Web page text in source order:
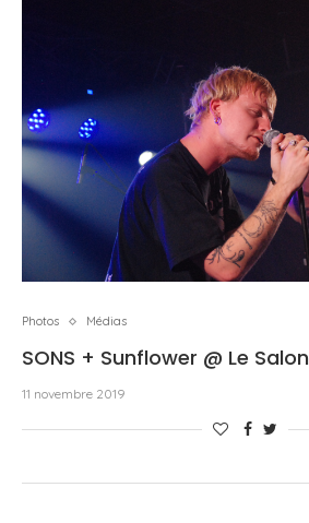
Photos Médias
SONS + Sunflower @ Le Salon
11 novembre 2019